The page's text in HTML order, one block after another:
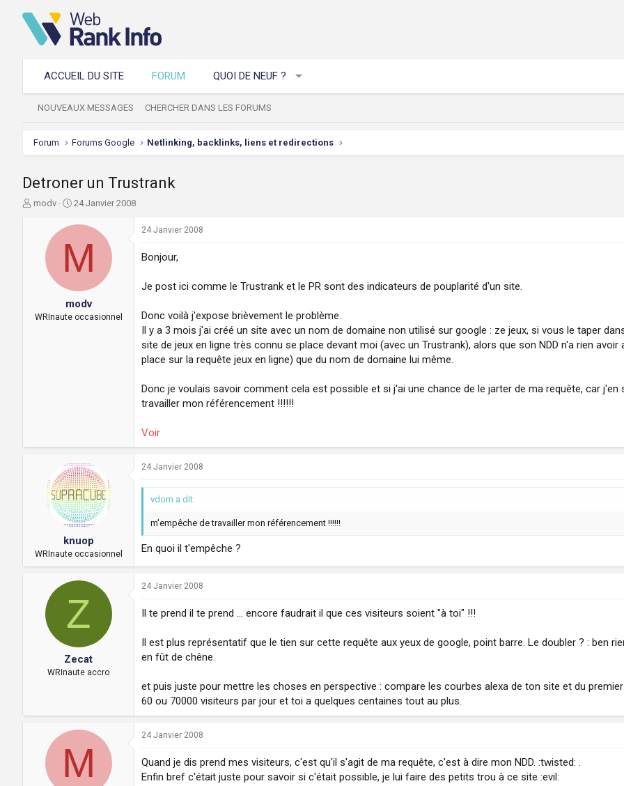
ACCUEIL DU SITE FORUM QUOI DE NEUF ?
NOUVEAUX MESSAGES CHERCHER DANS LES FORUMS
Forum Forums Google Netlinking, backlinks, liens et redirections
Detroner un Trustrank
A
a
modv
D
t
d
e
é
b
u
24 Janvier 2008
M
modv
WRInaute occasionnel
24 Janvier 2008
Bonjour,
Je post ici comme le Trustrank et le PR sont des indicateurs de pouplarité d'un site.
Donc voilà j'expose brièvement le problème.
Il y a 3 mois j'ai créé un site avec un nom de domaine non utilisé sur google : ze jeux, si vous le taper
site de jeux en ligne très connu se place devant moi (avec un Trustrank), alors que son NDD n'a rien
place sur la requête jeux en ligne) que du nom de domaine lui même.
Donc je voulais savoir comment cela est possible et si j'ai une chance de le jarter de ma requête, car
travailler mon référencement !!!!!!
Voir
knuop
WRInaute occasionnel
24 Janvier 2008
vdom a dit:
m'empêche de travailler mon référencement !!!!!!
En quoi il t'empêche ?
Z
Zecat
WRInaute accro
24 Janvier 2008
Il te prend il te prend ... encore faudrait il que ces visiteurs soient "à toi" !!!
Il est plus représentatif que le tien sur cette requête aux yeux de google, point barre. Le doubler ? : ben
en fût de chêne.
et puis juste pour mettre les choses en perspective : compare les courbes alexa de ton site et du
60 ou 70000 visiteurs par jour et toi a quelques centaines tout au plus.
M
24 Janvier 2008
Quand je dis prend mes visiteurs, c'est qu'il s'agit de ma requête, c'est à dire mon NDD. :twisted: .
Enfin bref c'était juste pour savoir si c'était possible, je lui faire des petits trou à ce site :evil: